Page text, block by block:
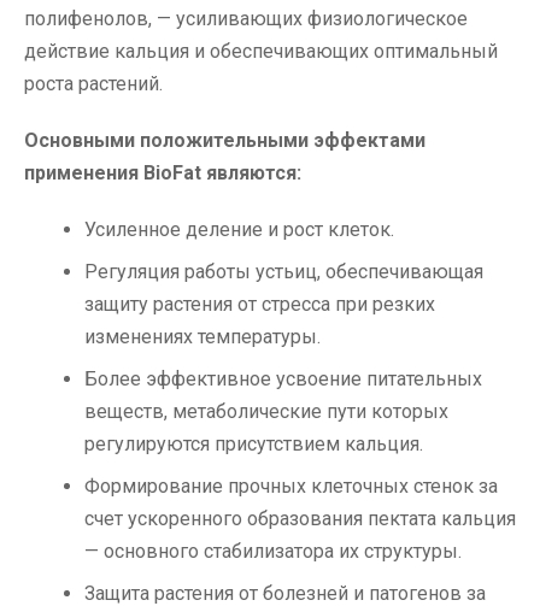
полифенолов, — усиливающих физиологическое
действие кальция и обеспечивающих оптимальный
роста растений.
Основными положительными эффектами
применения BioFat являются:
Усиленное деление и рост клеток.
Регуляция работы устьиц, обеспечивающая
защиту растения от стресса при резких
изменениях температуры.
Более эффективное усвоение питательных
веществ, метаболические пути которых
регулируются присутствием кальция.
Формирование прочных клеточных стенок за
счет ускоренного образования пектата кальция
— основного стабилизатора их структуры.
Защита растения от болезней и патогенов за